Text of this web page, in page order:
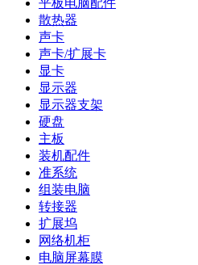
平板电脑配件
散热器
声卡
声卡/扩展卡
显卡
显示器
显示器支架
硬盘
主板
装机配件
准系统
组装电脑
转接器
扩展坞
网络机柜
电脑屏幕膜